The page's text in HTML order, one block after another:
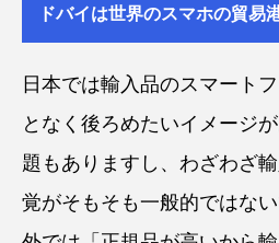
ドバイは世界のスマホの貿易
日本では輸入品のスマート
となく後ろめたいイメージ
題もありますし、わざわざ
覚がそもそも一般的ではな